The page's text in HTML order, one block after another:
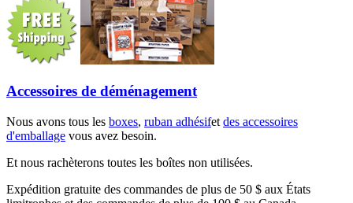
Accessoires de déménagement
Nous avons tous les boxes, ruban adhésifet des accessoires
d'emballage vous avez besoin.
Et nous rachèterons toutes les boîtes non utilisées.
Expédition gratuite des commandes de plus de 50 $ aux États